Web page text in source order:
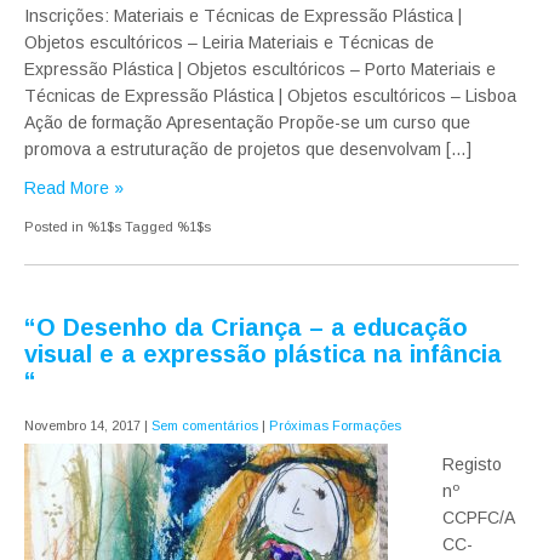
Inscrições: Materiais e Técnicas de Expressão Plástica |
Objetos escultóricos – Leiria Materiais e Técnicas de
Expressão Plástica | Objetos escultóricos – Porto Materiais e
Técnicas de Expressão Plástica | Objetos escultóricos – Lisboa
Ação de formação Apresentação Propõe-se um curso que
promova a estruturação de projetos que desenvolvam […]
Read More »
Posted in %1$s Tagged %1$s
“O Desenho da Criança – a educação
visual e a expressão plástica na infância
“
Novembro 14, 2017 | Sem comentários | Próximas Formações
Registo
nº
CCPFC/A
CC-